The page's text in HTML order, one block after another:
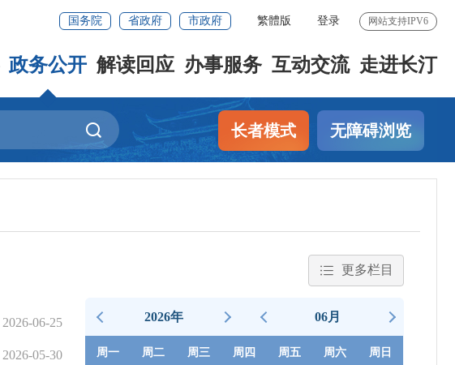
国务院 省政府 市政府 繁體版 登录 网站支持IPV6
政务公开 解读回应 办事服务 互动交流 走进长汀
长者模式 无障碍浏览
更多栏目
2026-06-25
2026-05-30
2026年 06月
周一 周二 周三 周四 周五 周六 周日